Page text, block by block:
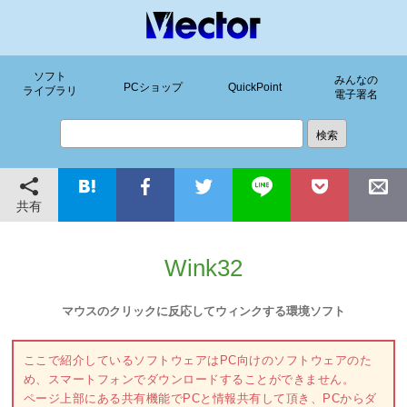
ソフト
ライブラリ
PCショップ QuickPoint
みんなの
電子署名
共有
Wink32
マウスのクリックに反応してウィンクする環境ソフト
ここで紹介しているソフトウェアはPC向けのソフトウェアのた
め、スマートフォンでダウンロードすることができません。
ページ上部にある共有機能でPCと情報共有して頂き、PCからダ